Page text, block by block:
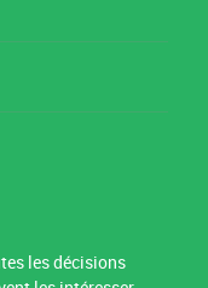
les décisions